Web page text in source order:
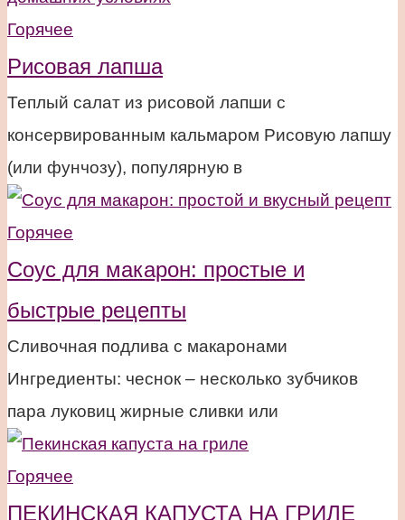
Горячее
Рисовая лапша
Теплый салат из рисовой лапши с
консервированным кальмаром Рисовую лапшу
(или фунчозу), популярную в
Горячее
Соус для макарон: простые и
быстрые рецепты
Сливочная подлива с макаронами
Ингредиенты: чеснок – несколько зубчиков
пара луковиц жирные сливки или
Горячее
ПЕКИНСКАЯ КАПУСТА НА ГРИЛЕ